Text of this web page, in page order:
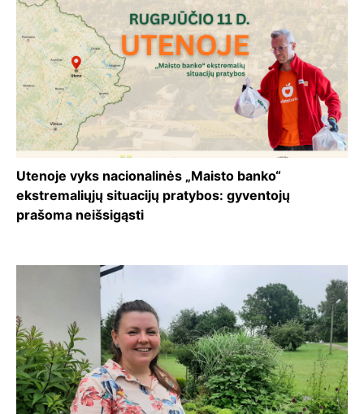
Utenoje vyks nacionalinės „Maisto banko“
ekstremaliųjų situacijų pratybos: gyventojų
prašoma neišsigąsti